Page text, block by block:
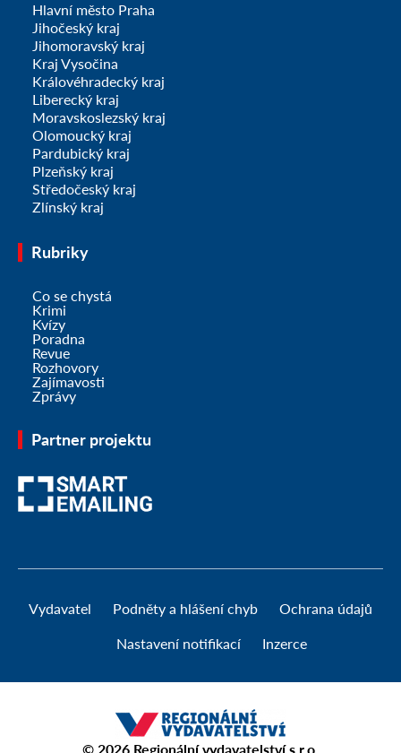
Hlavní město Praha
Jihočeský kraj
Jihomoravský kraj
Kraj Vysočina
Královéhradecký kraj
Liberecký kraj
Moravskoslezský kraj
Olomoucký kraj
Pardubický kraj
Plzeňský kraj
Středočeský kraj
Zlínský kraj
Rubriky
Co se chystá
Krimi
Kvízy
Poradna
Revue
Rozhovory
Zajímavosti
Zprávy
Partner projektu
Vydavatel Podněty a hlášení chyb Ochrana údajů
Nastavení notifikací Inzerce
© 2026 Regionální vydavatelství s.r.o.